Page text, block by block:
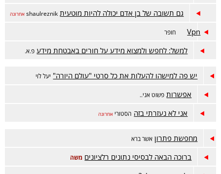
גם תשובה של בן אדם יכולה להיות מוטעית shaulreznik אחרונה
Vpn חופר
למשל: לחפש ולמצוא מידע על חורים באבטחת מידע פ.א.
יש פה למישהו להעלות את כל סרטי "עולם היורה" יעל לוי
אפשרות פשוט אני..
אני לא נעזרתי בזה הסטורי אחרונה
מחפשת פתרון אשר ברא
ברוכה הבאה לבסיסי נתונים רלציונים משה